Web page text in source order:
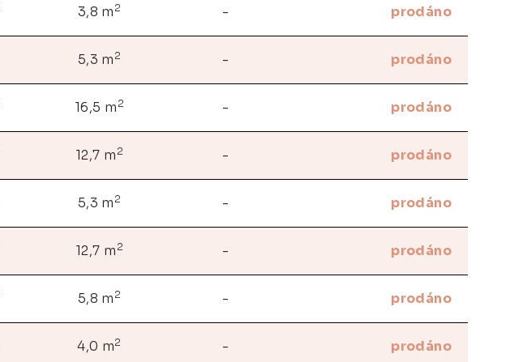
3,8 m 2 - prodáno
5,3 m 2 - prodáno
16,5 m 2 - prodáno
12,7 m 2 - prodáno
5,3 m 2 - prodáno
12,7 m 2 - prodáno
5,8 m 2 - prodáno
4,0 m2 - prodáno